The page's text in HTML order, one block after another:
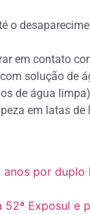
o
em contato
solução de
de água
em latas de
por
Exposul e